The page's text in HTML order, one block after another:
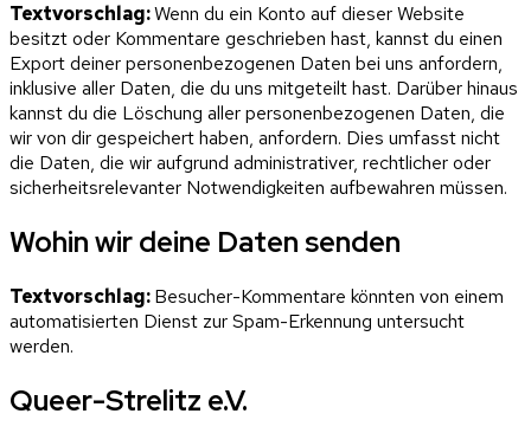
Textvorschlag:Wenn du ein Konto auf dieser Website
besitzt oder Kommentare geschrieben hast, kannst du einen
Export deiner personenbezogenen Daten bei uns anfordern,
inklusive aller Daten, die du uns mitgeteilt hast. Darüber hinaus
kannst du die Löschung aller personenbezogenen Daten, die
wir von dir gespeichert haben, anfordern. Dies umfasst nicht
die Daten, die wir aufgrund administrativer, rechtlicher oder
sicherheitsrelevanter Notwendigkeiten aufbewahren müssen.
Wohin wir deine Daten senden
Textvorschlag:Besucher-Kommentare könnten von einem
automatisierten Dienst zur Spam-Erkennung untersucht
werden.
Queer-Strelitz e.V.